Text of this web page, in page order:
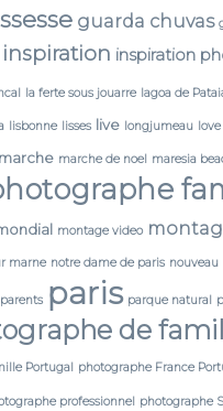
guarda chuvas
inspiration inspiration
la ferte sous jouarre lagoa de
lisbonne lisses live longjumeau love
marche marche de noel maresia
montage video
marne notre dame de paris nouveau
parents paris parque natural
de
Portugal photographe France
professionnel photographe